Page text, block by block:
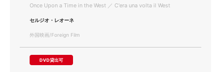
Once Upon a Time in the West ／ C'era una volta il West
セルジオ・レオーネ
外国映画/Foreign Film
DVD貸出可